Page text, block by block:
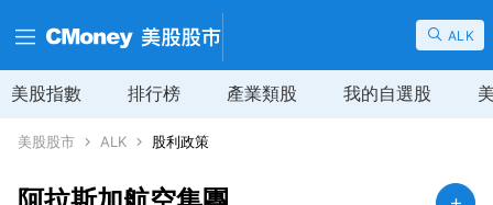
ALK
美股指數 排行榜 產業類股 我的自選股
美股股市 ALK 股利政策